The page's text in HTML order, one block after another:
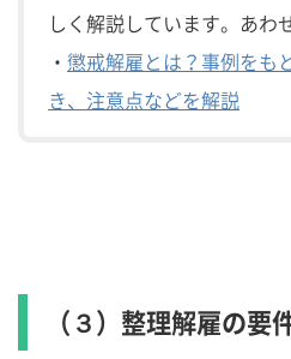
しく解説しています。あわ
・ 懲戒解雇とは？事例をも
き、注意点などを解説
（３）整理解雇の要